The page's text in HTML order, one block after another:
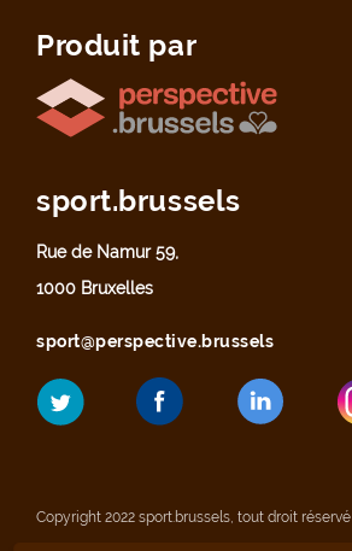
Produit par
sport.brussels
Rue de Namur 59,
1000 Bruxelles
sport@perspective.brussels
Copyright 2022 sport.brussels, tout droit réservé